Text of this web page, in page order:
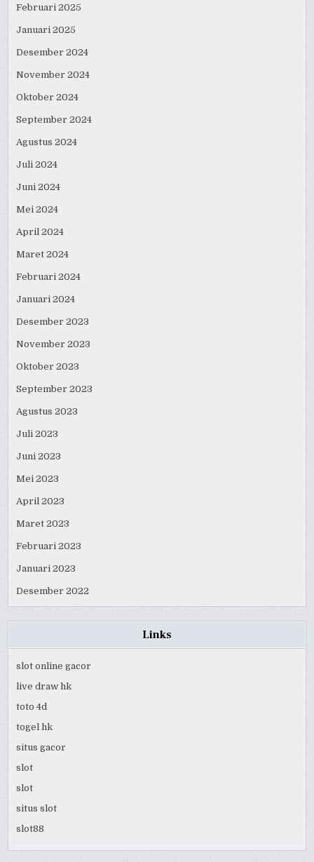
Februari 2025
Januari 2025
Desember 2024
November 2024
Oktober 2024
September 2024
Agustus 2024
Juli 2024
Juni 2024
Mei 2024
April 2024
Maret 2024
Februari 2024
Januari 2024
Desember 2023
November 2023
Oktober 2023
September 2023
Agustus 2023
Juli 2023
Juni 2023
Mei 2023
April 2023
Maret 2023
Februari 2023
Januari 2023
Desember 2022
Links
slot online gacor
live draw hk
toto 4d
togel hk
situs gacor
slot
slot
situs slot
slot88